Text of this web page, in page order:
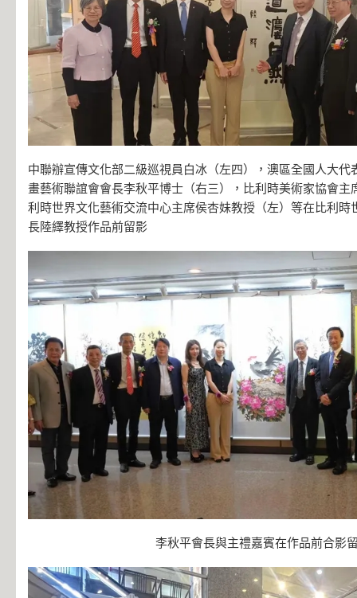
中聯辦宣傳文化部二級巡視員白冰（左四），澳區全國人大代
畫藝術聯誼會會長李秋平博士（右三），比利時美術家協會主
利時世界文化藝術交流中心主席侯杏妹教授（左）等在比利時
長陸繹教授作品前留影
李秋平會長與主禮嘉賓在作品前合影